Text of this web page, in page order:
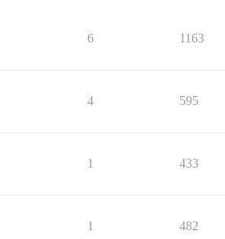
6 1163
4 595
1 433
1 482